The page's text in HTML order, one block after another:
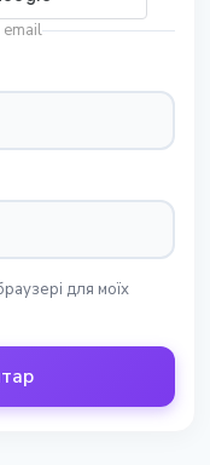
email
для моїх